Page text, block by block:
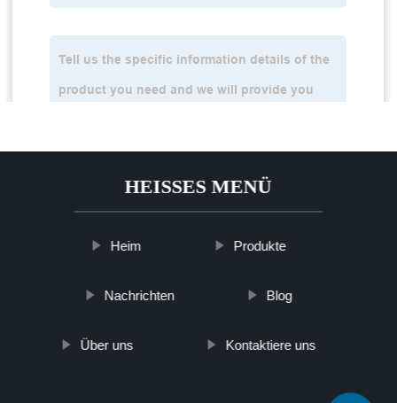
HEISSES MENÜ
Heim Produkte
Nachrichten Blog
Über uns Kontaktiere uns